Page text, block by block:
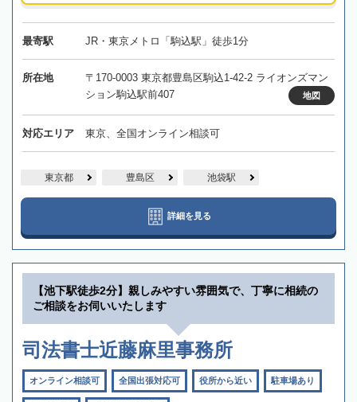
最寄駅 JR・東京メトロ「駒込駅」徒歩1分
所在地
〒170-0003 東京都豊島区駒込1-42-2 ライオンズマン
ション駒込駅前407
地図
対応エリア 東京、全国オンライン相談可
東京都 豊島区 池袋駅
詳細を見る
【池下駅徒歩2分】親しみやすい雰囲気で、丁寧に相続の
ご相談をお伺いいたします
司法書士近藤麻里事務所
オンライン相談可 全国出張対応可 役所から近い 駐車場あり